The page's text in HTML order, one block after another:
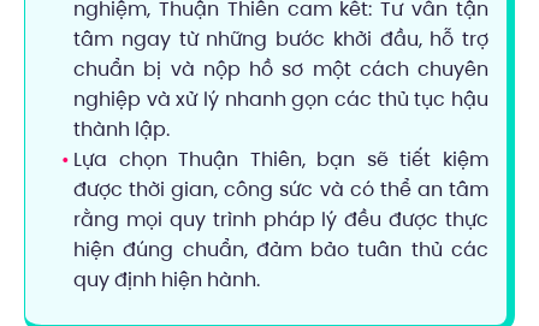
nghiệm, Thuận Thiên cam kết: Tư vấn tận
tâm ngay từ những bước khởi đầu, hỗ trợ
chuẩn bị và nộp hồ sơ một cách chuyên
nghiệp và xử lý nhanh gọn các thủ tục hậu
thành lập.
Lựa chọn Thuận Thiên, bạn sẽ tiết kiệm
được thời gian, công sức và có thể an tâm
rằng mọi quy trình pháp lý đều được thực
hiện đúng chuẩn, đảm bảo tuân thủ các
quy định hiện hành.